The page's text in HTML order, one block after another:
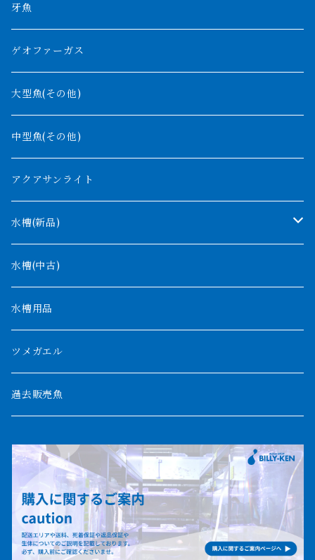
バンジャール
その他アロワナ
コウロントン
ラプラディ
ギニア
ナイジェリア
コンギクス
オルナティピンニス
コンゴ
タンガニーカ
ウィークシー
モケレンベンベ
デルヘッジ
ザイールグリーン
パルマス
ポーリー
セネガルス
ナイル川
ナイジェリア
ブリードポリプ
エンドリケリー
小型スネークヘッド
牙魚
ゲオファーガス
大型魚(その他)
中型魚(その他)
アクアサンライト
水槽(新品)
1200mm以下
1500mm
1800mm
2000mm以上
水槽(中古)
水槽用品
ツメガエル
過去販売魚